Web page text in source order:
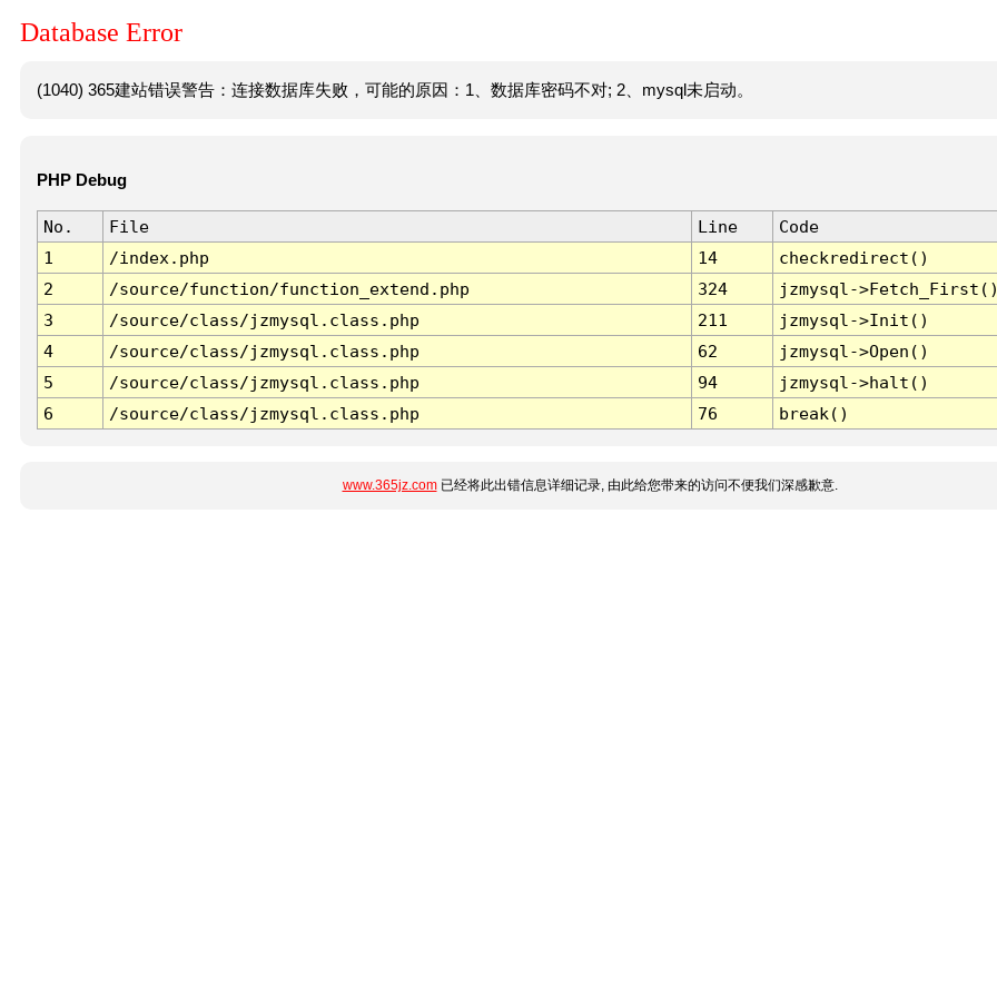
Database Error
(1040) 365建站错误警告：连接数据库失败，可能的原因：1、数据库密码不对; 2、mysql未启动。
PHP Debug
No. File Line
Code
1
/index.php 14
checkredirect()
2
/source/function/function_extend.php 324
jzmysql-
3
/source/class/jzmysql.class.php 211
jzmysql->Init()
4
/source/class/jzmysql.class.php 62
jzmysql->Open()
5
/source/class/jzmysql.class.php 94
jzmysql->halt()
6
/source/class/jzmysql.class.php 76 break()
www.365jz.com已经将此出错信息详细记录, 由此给您带来的访问不便我们深感歉意.